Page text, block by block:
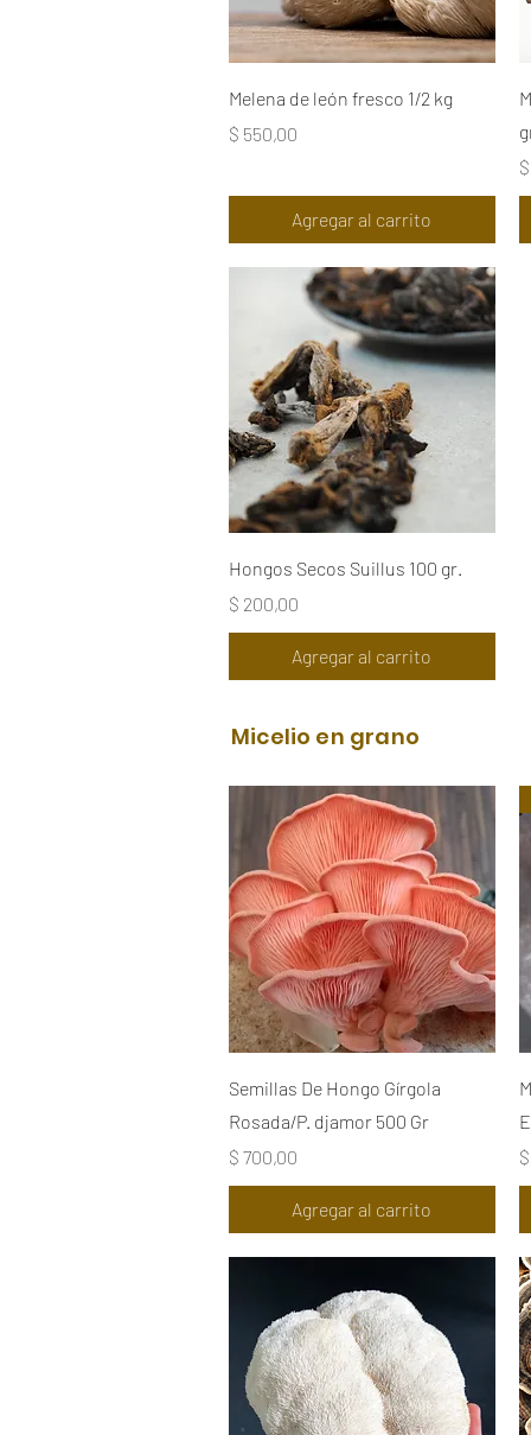
Vista rápida
Melena de león fresco 1/2 kg
Precio
$ 550,00
Agregar al carrito
Vista rápida
Hongos Secos Suillus 100 gr.
Precio
$ 200,00
Agregar al carrito
Micelio en grano
Vista rápida
Semillas De Hongo Gírgola
Rosada/P. djamor 500 Gr
Precio
$ 700,00
Agregar al carrito